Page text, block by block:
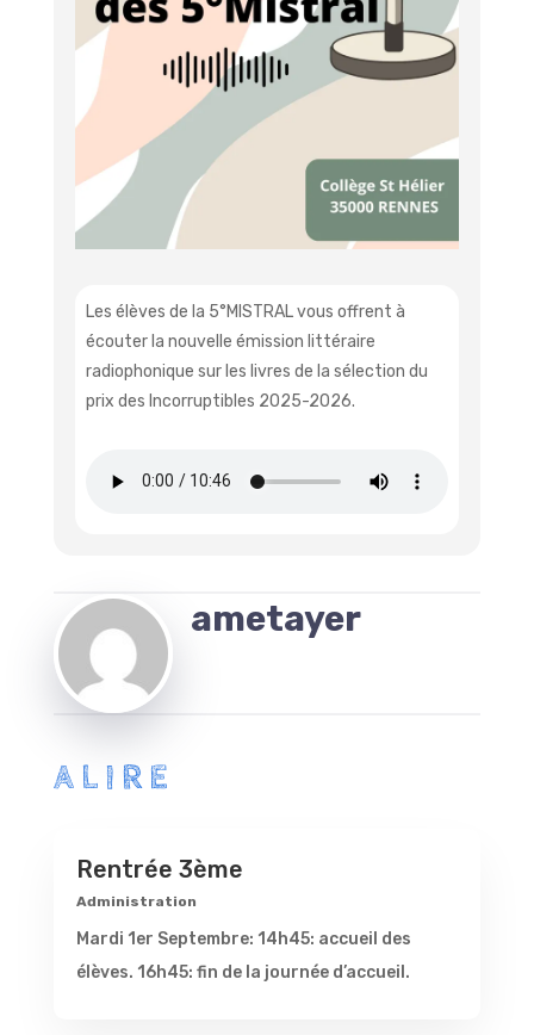
Les élèves de la 5°MISTRAL vous offrent à
écouter la nouvelle émission littéraire
radiophonique sur les livres de la sélection du
prix des Incorruptibles 2025-2026.
ametayer
ALIRE
Rentrée 3ème
Administration
Mardi 1er Septembre: 14h45: accueil des
élèves. 16h45: fin de la journée d’accueil.